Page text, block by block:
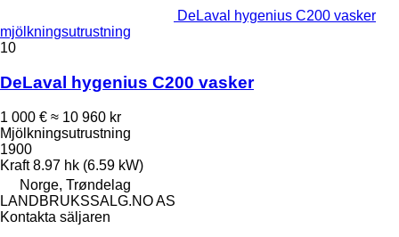
DeLaval hygenius C200 vasker
mjölkningsutrustning
10
DeLaval hygenius C200 vasker
1 000 € ≈ 10 960 kr
Mjölkningsutrustning
1900
Kraft 8.97 hk (6.59 kW)
Norge, Trøndelag
LANDBRUKSSALG.NO AS
Kontakta säljaren